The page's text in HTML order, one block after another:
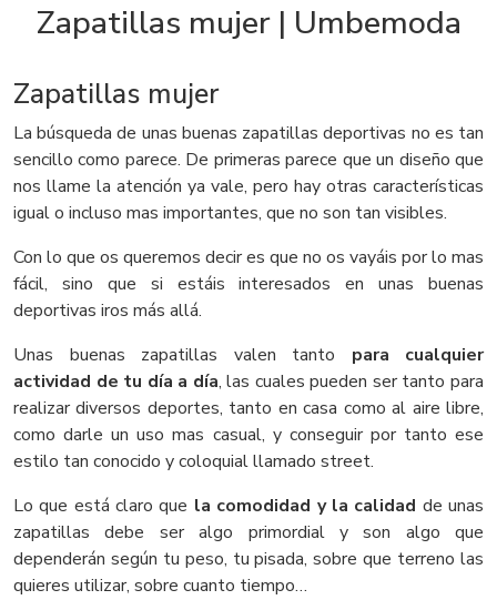
Zapatillas mujer | Umbemoda
Zapatillas mujer
La búsqueda de unas buenas zapatillas deportivas no es tan
sencillo como parece. De primeras parece que un diseño que
nos llame la atención ya vale, pero hay otras características
igual o incluso mas importantes, que no son tan visibles.
Con lo que os queremos decir es que no os vayáis por lo mas
fácil, sino que si estáis interesados en unas buenas
deportivas iros más allá.
Unas buenas zapatillas valen tanto para cualquier
actividad de tu día a día, las cuales pueden ser tanto para
realizar diversos deportes, tanto en casa como al aire libre,
como darle un uso mas casual, y conseguir por tanto ese
estilo tan conocido y coloquial llamado street.
Lo que está claro que la comodidad y la calidad de unas
zapatillas debe ser algo primordial y son algo que
dependerán según tu peso, tu pisada, sobre que terreno las
quieres utilizar, sobre cuanto tiempo…